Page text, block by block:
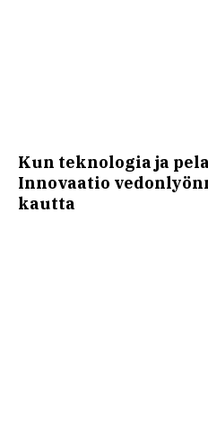
Kun teknologia ja
Innovaatio
kautta